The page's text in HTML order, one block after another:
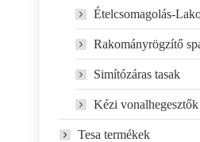
Ételcsomagolás-
Rakományrögzítő
Simítózáras tasak
Kézi vonalhegesztők
Tesa termékek